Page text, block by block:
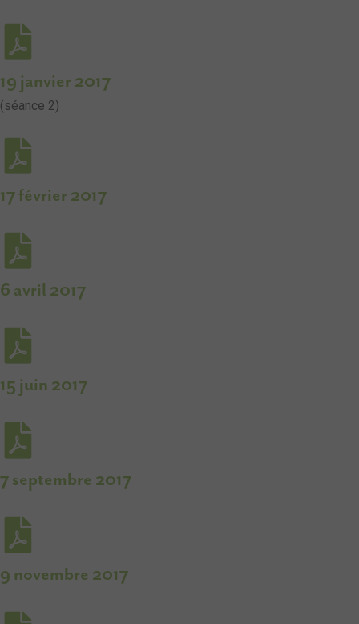
19 janvier 2017
(séance 2)
17 février 2017
6 avril 2017
15 juin 2017
7 septembre 2017
9 novembre 2017